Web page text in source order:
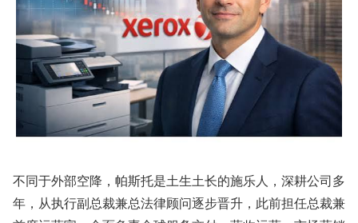
不同于外部空降，帕斯托是土生土长的施乐人，深耕公司多
年，从执行副总裁兼总法律顾问逐步晋升，此前担任总裁兼